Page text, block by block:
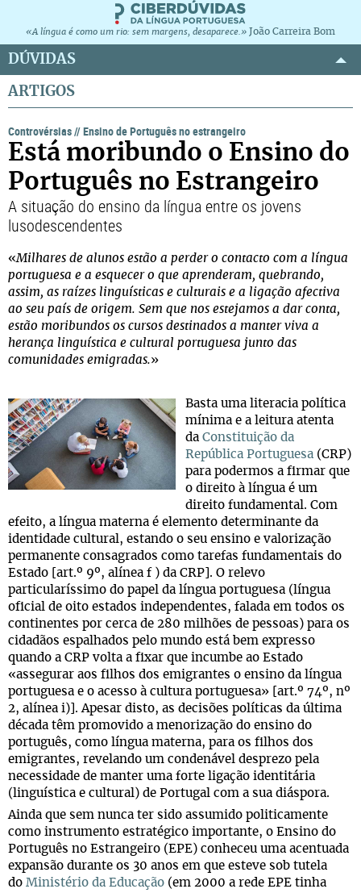
«A língua é como um rio: sem margens, desaparece.» João Carreira Bom
DÚVIDAS
ARTIGOS
Controvérsias//Ensino de Português no estrangeiro
Está moribundo o Ensino do
Português no Estrangeiro
A situação do ensino da língua entre os jovens
lusodescendentes
«Milhares de alunos estão a perder o contacto com a língua
portuguesa e a esquecer o que aprenderam, quebrando,
assim, as raízes linguísticas e culturais e a ligação afectiva
ao seu país de origem. Sem que nos estejamos a dar conta,
estão moribundos os cursos destinados a manter viva a
herança linguística e cultural portuguesa junto das
comunidades emigradas.»
Basta uma literacia política
mínima e a leitura atenta
da Constituição da
República Portuguesa (CRP)
para podermos a firmar que
o direito à língua é um
direito fundamental. Com
efeito, a língua materna é elemento determinante da
identidade cultural, estando o seu ensino e valorização
permanente consagrados como tarefas fundamentais do
Estado [art.º 9º, alínea f ) da CRP]. O relevo
particularíssimo do papel da língua portuguesa (língua
oficial de oito estados independentes, falada em todos os
continentes por cerca de 280 milhões de pessoas) para os
cidadãos espalhados pelo mundo está bem expresso
quando a CRP volta a fixar que incumbe ao Estado
«assegurar aos filhos dos emigrantes o ensino da língua
portuguesa e o acesso à cultura portuguesa» [art.º 74º, nº
2, alínea i)]. Apesar disto, as decisões políticas da última
década têm promovido a menorização do ensino do
português, como língua materna, para os filhos dos
emigrantes, revelando um condenável desprezo pela
necessidade de manter uma forte ligação identitária
(linguística e cultural) de Portugal com a sua diáspora.
Ainda que sem nunca ter sido assumido politicamente
como instrumento estratégico importante, o Ensino do
Português no Estrangeiro (EPE) conheceu uma acentuada
expansão durante os 30 anos em que esteve sob tutela
do Ministério da Educação (em 2000 a rede EPE tinha